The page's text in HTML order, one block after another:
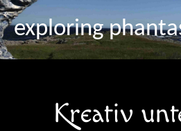
Zum
Inhalt
springen
exploring
Kreativ